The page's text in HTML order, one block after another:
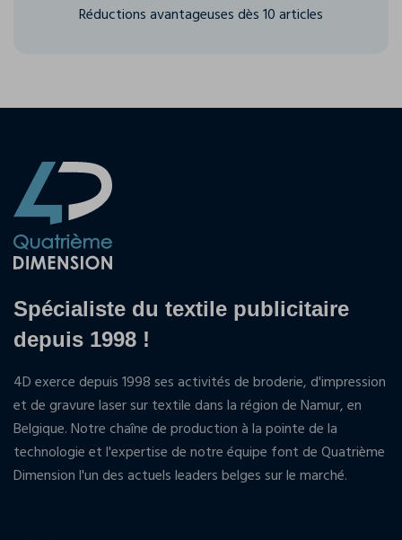
Réductions avantageuses dès 10 articles
Spécialiste du textile publicitaire
depuis 1998 !
4D exerce depuis 1998 ses activités de broderie, d'impression
et de gravure laser sur textile dans la région de Namur, en
Belgique. Notre chaîne de production à la pointe de la
technologie et l'expertise de notre équipe font de Quatrième
Dimension l'un des actuels leaders belges sur le marché.